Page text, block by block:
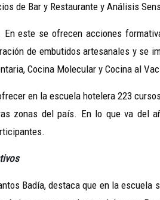
de Bar y Restaurante y Análisis
este se ofrecen acciones
de embutidos artesanales y se
Cocina Molecular y Cocina al
en la escuela hotelera 223
zonas del país. En lo que va del
Badía, destaca que en la